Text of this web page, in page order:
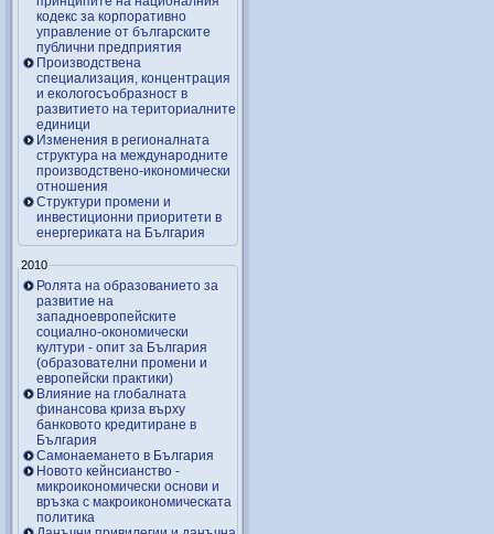
кодекс за корпоративно
управление от българските
публични предприятия
Производствена
специализация, концентрация
и екологосъобразност в
развитието на териториалните
единици
Изменения в регионалната
структура на международните
производствено-икономически
отношения
Структури промени и
инвестиционни приоритети в
енергериката на България
2010
Ролята на образованието за
развитие на
западноевропейските
социално-окономически
култури - опит за България
(образователни промени и
европейски практики)
Влияние на глобалната
финансова криза върху
банковото кредитиране в
България
Самонаемането в България
Новото кейнсианство -
микроикономически основи и
връзка с макроикономическата
политика